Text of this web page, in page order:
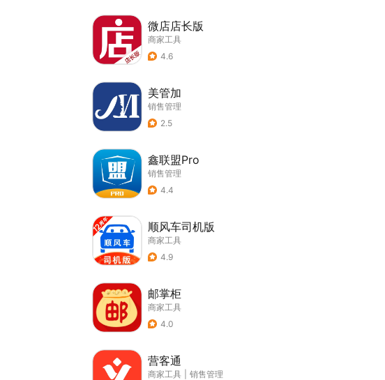
微店店长版
商家工具
4.6
美管加
销售管理
2.5
鑫联盟Pro
销售管理
4.4
顺风车司机版
商家工具
4.9
邮掌柜
商家工具
4.0
营客通
商家工具
销售管理